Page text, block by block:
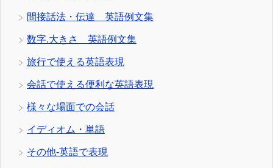
間接話法・伝達 英語例文集
数字.大きさ 英語例文集
旅行で使える英語表現
会話で使える便利な英語表現
様々な場面での会話
イディオム・単語
その他-英語で表現